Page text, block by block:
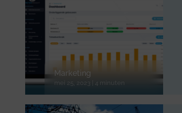
Marketing
mei 25, 2023 | 4 minuten